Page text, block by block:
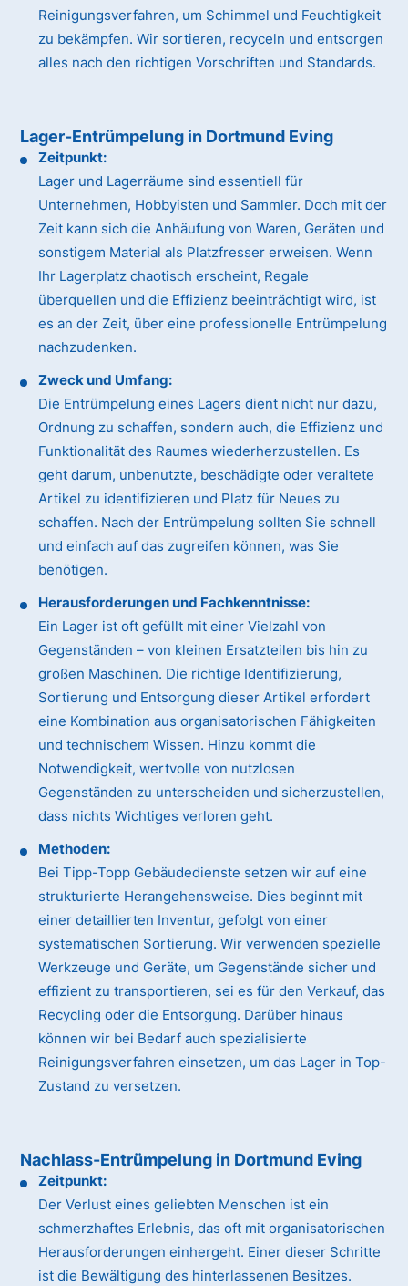
Reinigungsverfahren, um Schimmel und Feuchtigkeit
zu bekämpfen. Wir sortieren, recyceln und entsorgen
alles nach den richtigen Vorschriften und Standards.
Lager-Entrümpelung in Dortmund Eving
Zeitpunkt:
Lager und Lagerräume sind essentiell für
Unternehmen, Hobbyisten und Sammler. Doch mit der
Zeit kann sich die Anhäufung von Waren, Geräten und
sonstigem Material als Platzfresser erweisen. Wenn
Ihr Lagerplatz chaotisch erscheint, Regale
überquellen und die Effizienz beeinträchtigt wird, ist
es an der Zeit, über eine professionelle Entrümpelung
nachzudenken.
Zweck und Umfang:
Die Entrümpelung eines Lagers dient nicht nur dazu,
Ordnung zu schaffen, sondern auch, die Effizienz und
Funktionalität des Raumes wiederherzustellen. Es
geht darum, unbenutzte, beschädigte oder veraltete
Artikel zu identifizieren und Platz für Neues zu
schaffen. Nach der Entrümpelung sollten Sie schnell
und einfach auf das zugreifen können, was Sie
benötigen.
Herausforderungen und Fachkenntnisse:
Ein Lager ist oft gefüllt mit einer Vielzahl von
Gegenständen – von kleinen Ersatzteilen bis hin zu
großen Maschinen. Die richtige Identifizierung,
Sortierung und Entsorgung dieser Artikel erfordert
eine Kombination aus organisatorischen Fähigkeiten
und technischem Wissen. Hinzu kommt die
Notwendigkeit, wertvolle von nutzlosen
Gegenständen zu unterscheiden und sicherzustellen,
dass nichts Wichtiges verloren geht.
Methoden:
Bei Tipp-Topp Gebäudedienste setzen wir auf eine
strukturierte Herangehensweise. Dies beginnt mit
einer detaillierten Inventur, gefolgt von einer
systematischen Sortierung. Wir verwenden spezielle
Werkzeuge und Geräte, um Gegenstände sicher und
effizient zu transportieren, sei es für den Verkauf, das
Recycling oder die Entsorgung. Darüber hinaus
können wir bei Bedarf auch spezialisierte
Reinigungsverfahren einsetzen, um das Lager in Top-
Zustand zu versetzen.
Nachlass-Entrümpelung in Dortmund Eving
Zeitpunkt:
Der Verlust eines geliebten Menschen ist ein
schmerzhaftes Erlebnis, das oft mit organisatorischen
Herausforderungen einhergeht. Einer dieser Schritte
ist die Bewältigung des hinterlassenen Besitzes.